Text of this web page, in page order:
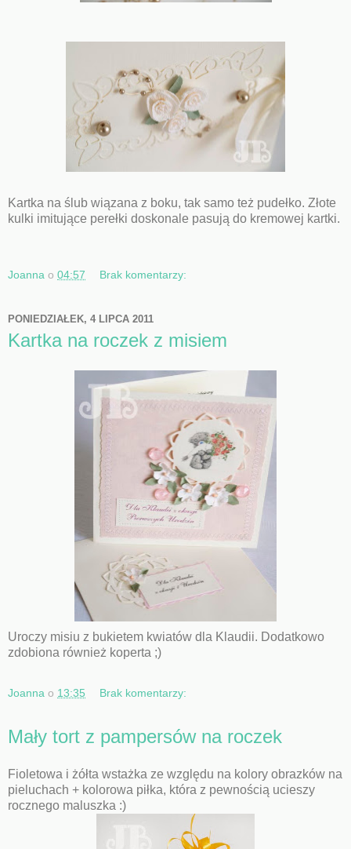
Kartka na ślub wiązana z boku, tak samo też pudełko. Złote
kulki imitujące perełki doskonale pasują do kremowej kartki.
Joanna o 04:57 Brak komentarzy:
PONIEDZIAŁEK, 4 LIPCA 2011
Kartka na roczek z misiem
Uroczy misiu z bukietem kwiatów dla Klaudii. Dodatkowo
zdobiona również koperta ;)
Joanna o 13:35 Brak komentarzy:
Mały tort z pampersów na roczek
Fioletowa i żółta wstażka ze względu na kolory obrazków na
pieluchach + kolorowa piłka, która z pewnością ucieszy
rocznego maluszka :)